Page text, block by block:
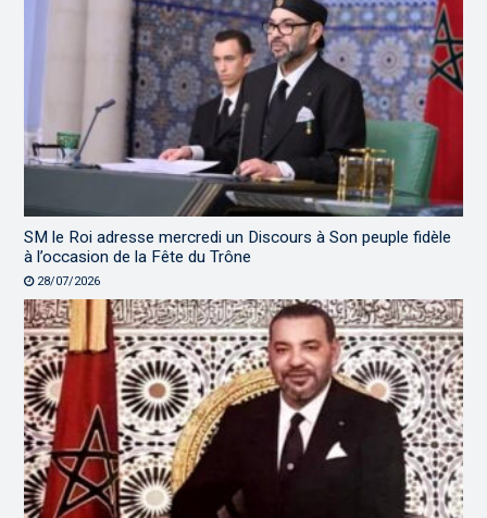
SM le Roi adresse mercredi un Discours à Son peuple fidèle
à l’occasion de la Fête du Trône
28/07/2026